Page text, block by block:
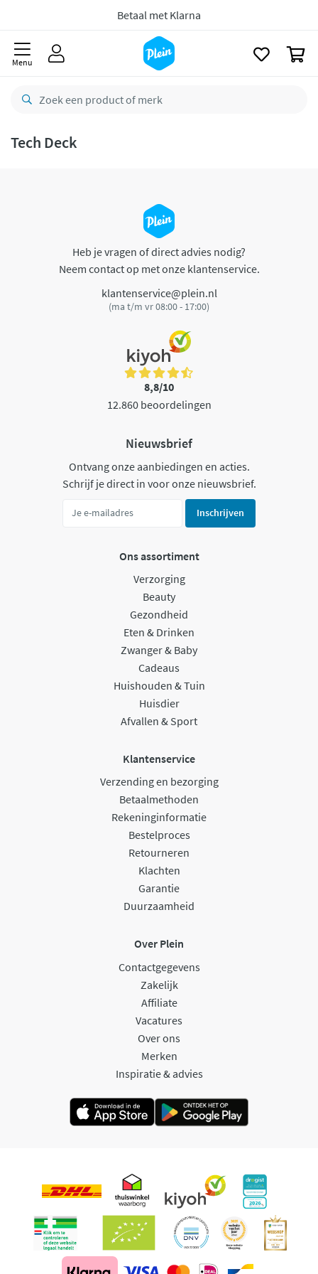
Betaal met Klarna
Menu
Tech Deck
Heb je vragen of direct advies nodig?
Neem contact op met onze klantenservice.
klantenservice@plein.nl
(ma t/m vr 08:00 - 17:00)
8,8/10
12.860 beoordelingen
Nieuwsbrief
Ontvang onze aanbiedingen en acties.
Schrijf je direct in voor onze nieuwsbrief.
Inschrijven
Ons assortiment
Verzorging
Beauty
Gezondheid
Eten & Drinken
Zwanger & Baby
Cadeaus
Huishouden & Tuin
Huisdier
Afvallen & Sport
Klantenservice
Verzending en bezorging
Betaalmethoden
Rekeninginformatie
Bestelproces
Retourneren
Klachten
Garantie
Duurzaamheid
Over Plein
Contactgegevens
Zakelijk
Affiliate
Vacatures
Over ons
Merken
Inspiratie & advies